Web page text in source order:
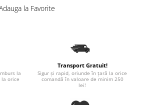
la Favorite
la
la orice
Transport Gratuit!
Sigur și rapid, oriunde în țară la orice
comandă în valoare de minim 250
lei!